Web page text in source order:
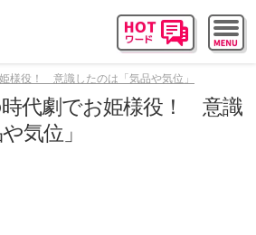
様役！ 意識したのは「気品や気位」
代劇でお姫様役！ 意識
気位」